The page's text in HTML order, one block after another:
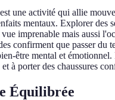
une activité qui allie
mentaux. Explorer des
imprenable mais aussi
confirment que passer du
être mental et émotionnel.
à porter des chaussures
Équilibrée